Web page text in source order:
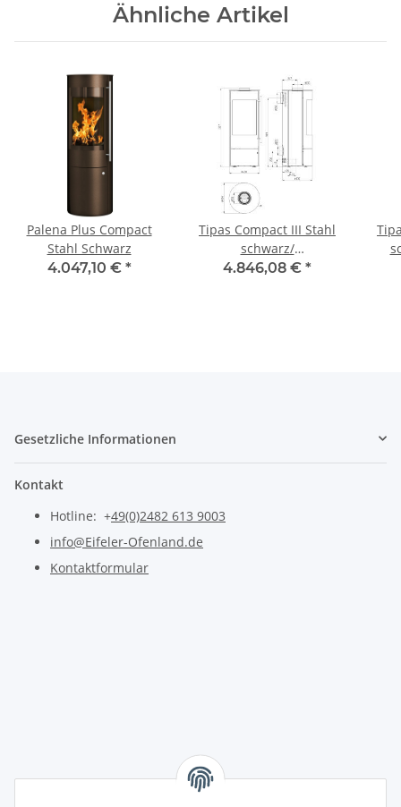
Ähnliche Artikel
Palena Plus Compact
Stahl Schwarz
4.047,10 € *
Tipas Compact III Stahl
schwarz/
Keramikverkleidung
4.846,08 € *
Gesetzliche Informationen
Kontakt
Hotline: +49(0)2482 613 9003
info@Eifeler-Ofenland.de
Kontaktformular